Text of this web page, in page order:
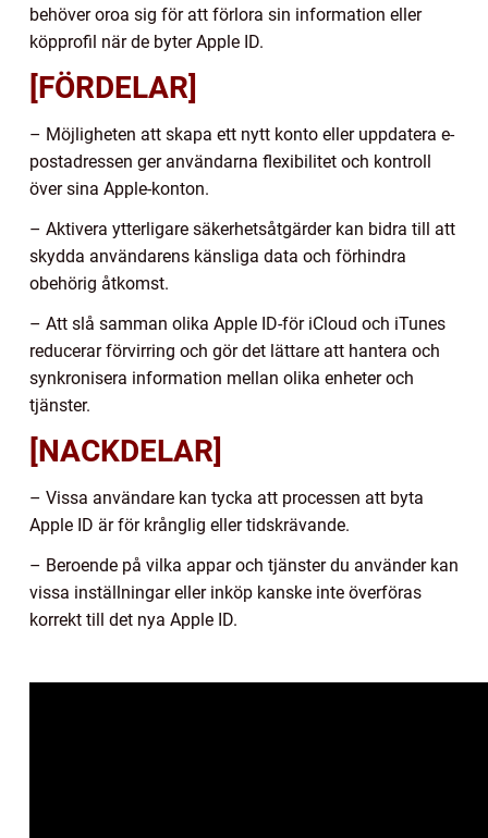
behöver oroa sig för att förlora sin information eller
köpprofil när de byter Apple ID.
[FÖRDELAR]
– Möjligheten att skapa ett nytt konto eller uppdatera e-
postadressen ger användarna flexibilitet och kontroll
över sina Apple-konton.
– Aktivera ytterligare säkerhetsåtgärder kan bidra till att
skydda användarens känsliga data och förhindra
obehörig åtkomst.
– Att slå samman olika Apple ID-för iCloud och iTunes
reducerar förvirring och gör det lättare att hantera och
synkronisera information mellan olika enheter och
tjänster.
[NACKDELAR]
– Vissa användare kan tycka att processen att byta
Apple ID är för krånglig eller tidskrävande.
– Beroende på vilka appar och tjänster du använder kan
vissa inställningar eller inköp kanske inte överföras
korrekt till det nya Apple ID.